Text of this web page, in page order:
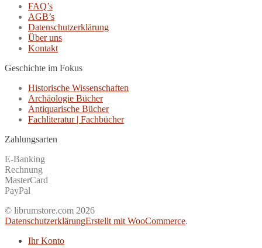
FAQ’s
AGB’s
Datenschutzerklärung
Über uns
Kontakt
Geschichte im Fokus
Historische Wissenschaften
Archäologie Bücher
Antiquarische Bücher
Fachliteratur | Fachbücher
Zahlungsarten
E-Banking
Rechnung
MasterCard
PayPal
© librumstore.com 2026
DatenschutzerklärungErstellt mit WooCommerce.
Ihr Konto